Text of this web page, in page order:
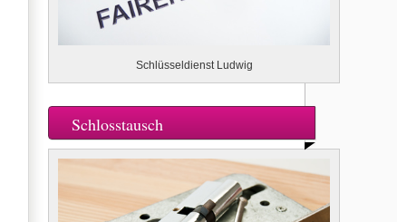
Schlüsseldienst Ludwig
Schlosstausch